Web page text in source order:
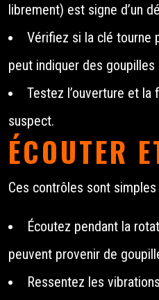
librement) est signe d’un
Vérifiez si la clé tourne
peut indiquer des goupilles
Testez l’ouverture et
suspect.
ÉCOUTER
Ces contrôles sont
Écoutez pendant la
peuvent provenir de
Ressentez les